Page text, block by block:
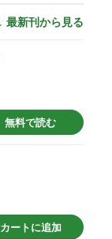
最新刊から見る
無料で読む
カートに追加